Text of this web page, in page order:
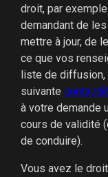
droit, par
demandant de
mettre à jour, de
ce que vos
liste de diffusion,
suivante
à votre demande
cours de validité
de conduire).
Vous avez le